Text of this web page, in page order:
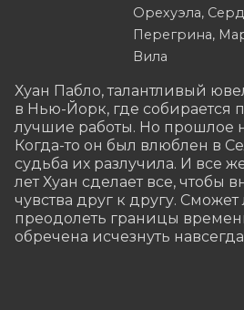
Орехуэла,
Перегрина,
Вила
Хуан Пабло, талантливый
в Нью-Йорк, где собирается
лучшие работы. Но прошлое
Когда-то он был влюблен в
судьба их разлучила. И все
лет Хуан сделает все, чтобы
чувства друг к другу.
преодолеть границы
обречена исчезнуть